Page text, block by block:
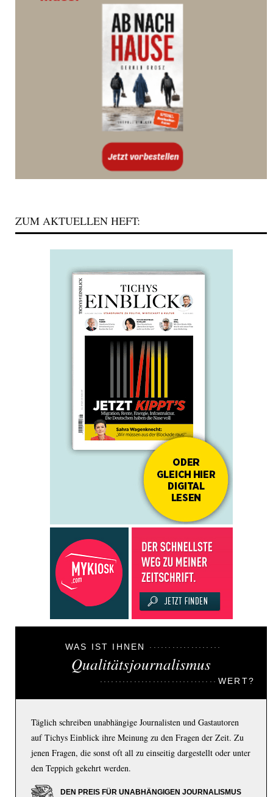
ZUM AKTUELLEN HEFT:
WAS IST IHNEN
Qualitätsjournalismus
WERT?
Täglich schreiben unabhängige Journalisten und Gastautoren
auf Tichys Einblick ihre Meinung zu den Fragen der Zeit. Zu
jenen Fragen, die sonst oft all zu einseitig dargestellt oder unter
den Teppich gekehrt werden.
DEN PREIS FÜR UNABHÄNGIGEN JOURNALISMUS